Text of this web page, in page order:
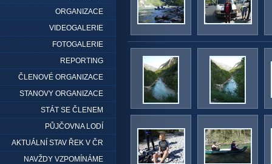
ORGANIZACE
VIDEOGALERIE
FOTOGALERIE
REPORTING
ČLENOVÉ ORGANIZACE
STANOVY ORGANIZACE
STÁT SE ČLENEM
PŮJČOVNA LODÍ
AKTUÁLNÍ STAV ŘEK V ČR
NAVŽDY VZPOMÍNÁME